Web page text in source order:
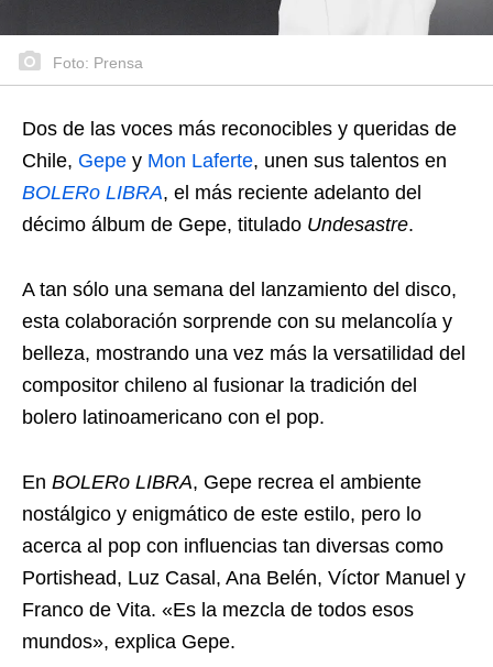
Foto: Prensa
Dos de las voces más reconocibles y queridas de
Chile, Gepe y Mon Laferte, unen sus talentos en
BOLERo LIBRA, el más reciente adelanto del
décimo álbum de Gepe, titulado Undesastre.
A tan sólo una semana del lanzamiento del disco,
esta colaboración sorprende con su melancolía y
belleza, mostrando una vez más la versatilidad del
compositor chileno al fusionar la tradición del
bolero latinoamericano con el pop.
En BOLERo LIBRA, Gepe recrea el ambiente
nostálgico y enigmático de este estilo, pero lo
acerca al pop con influencias tan diversas como
Portishead, Luz Casal, Ana Belén, Víctor Manuel y
Franco de Vita. «Es la mezcla de todos esos
mundos», explica Gepe.